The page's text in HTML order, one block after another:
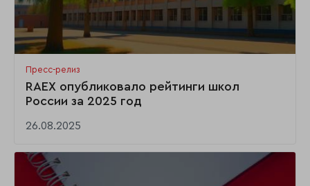
Пресс-релиз
RAEX опубликовало рейтинги школ
России за 2025 год
26.08.2025